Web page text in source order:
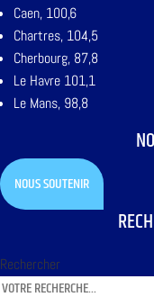
Caen, 100,6
Chartres, 104,5
Cherbourg, 87,8
Le Havre 101,1
Le Mans, 98,8
NOUS SOUTENIR
Rechercher